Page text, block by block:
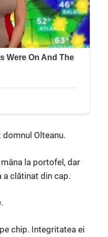
Olteanu.
la portofel, dar
a clătinat din cap.
chip. Integritatea ei